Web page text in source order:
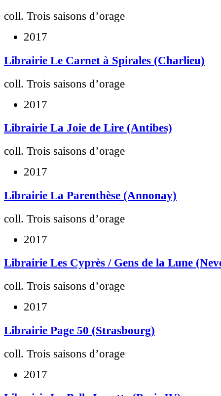
coll. Trois saisons d’orage
2017
Librairie Le Carnet à Spirales (Charlieu)
coll. Trois saisons d’orage
2017
Librairie La Joie de Lire (Antibes)
coll. Trois saisons d’orage
2017
Librairie La Parenthèse (Annonay)
coll. Trois saisons d’orage
2017
Librairie Les Cyprès / Gens de la Lune
coll. Trois saisons d’orage
2017
Librairie Page 50 (Strasbourg)
coll. Trois saisons d’orage
2017